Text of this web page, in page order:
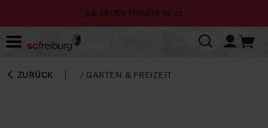
DIE NEUEN TRIKOTS 26-27
ZURÜCK / GARTEN & FREIZEIT